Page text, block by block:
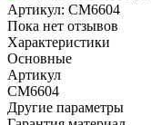
Артикул: CM6604
Пока нет отзывов
Характеристики
Основные
Артикул
CM6604
Другие параметры